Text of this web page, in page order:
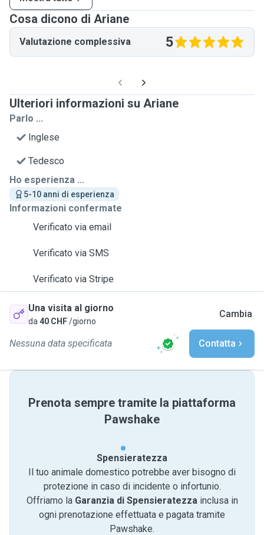
Cosa dicono di Ariane
Valutazione complessiva 5
Ulteriori informazioni su Ariane
Parlo ...
Inglese
Tedesco
Ho esperienza ...
5-10 anni di esperienza
Informazioni confermate
Verificato via email
Verificato via SMS
Verificato via Stripe
Una visita al giorno
da 40 CHF/giorno
Cambia
Nessuna data specificata Contatta
Prenota sempre tramite la piattaforma
Pawshake
Spensieratezza
Il tuo animale domestico potrebbe aver bisogno di
protezione in caso di incidente o infortunio.
Offriamo la Garanzia di Spensieratezzainclusa in
ogni prenotazione effettuata e pagata tramite
Pawshake.